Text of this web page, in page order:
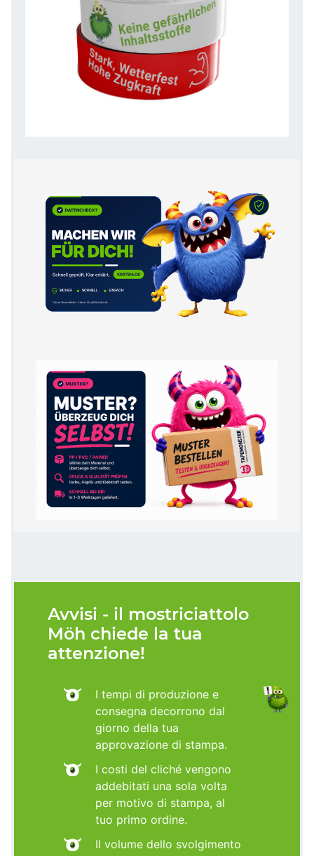
Avvisi - il mostriciattolo
Möh chiede la tua
attenzione!
I tempi di produzione e
consegna decorrono dal
giorno della tua
approvazione di stampa.
I costi del cliché vengono
addebitati una sola volta
per motivo di stampa, al
tuo primo ordine.
Il volume dello svolgimento